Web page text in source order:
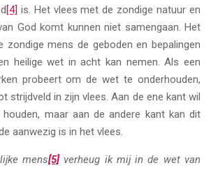
[4] is. Het vlees met de zondige natuur en
God komt kunnen niet samengaan. Het
zondige mens de geboden en bepalingen
heilige wet in acht kan nemen. Als een
probeert om de wet te onderhouden,
strijdveld in zijn vlees. Aan de ene kant wil
maar aan de andere kant kan dit
aanwezig is in het vlees.
mens[5] verheug ik mij in de wet van